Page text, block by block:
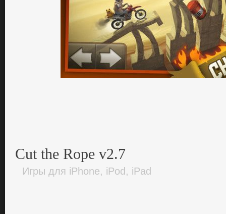
Cut the Rope v2.7
Игры для iPhone, iPod, iPad